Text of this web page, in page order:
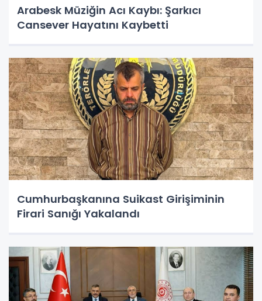
Arabesk Müziğin Acı Kaybı: Şarkıcı
Cansever Hayatını Kaybetti
Cumhurbaşkanına Suikast Girişiminin
Firari Sanığı Yakalandı